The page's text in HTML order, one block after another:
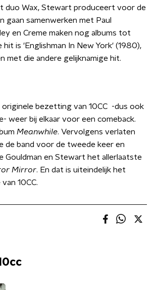
duo Wax, Stewart produceert voor de
gaan samenwerken met Paul
en Creme maken nog albums tot
is 'Englishman In New York' (1980),
met die andere gelijknamige hit.
originele bezetting van 10CC -dus ook
weer bij elkaar voor een comeback.
Meanwhile. Vervolgens verlaten
de band voor de tweede keer en
Gouldman en Stewart het allerlaatste
Mirror. En dat is uiteindelijk het
10CC.